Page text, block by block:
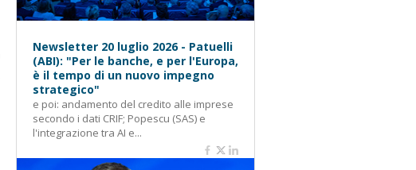
Newsletter 20 luglio 2026 - Patuelli
(ABI): "Per le banche, e per l'Europa,
è il tempo di un nuovo impegno
strategico"
e poi: andamento del credito alle imprese
secondo i dati CRIF; Popescu (SAS) e
l'integrazione tra AI e...